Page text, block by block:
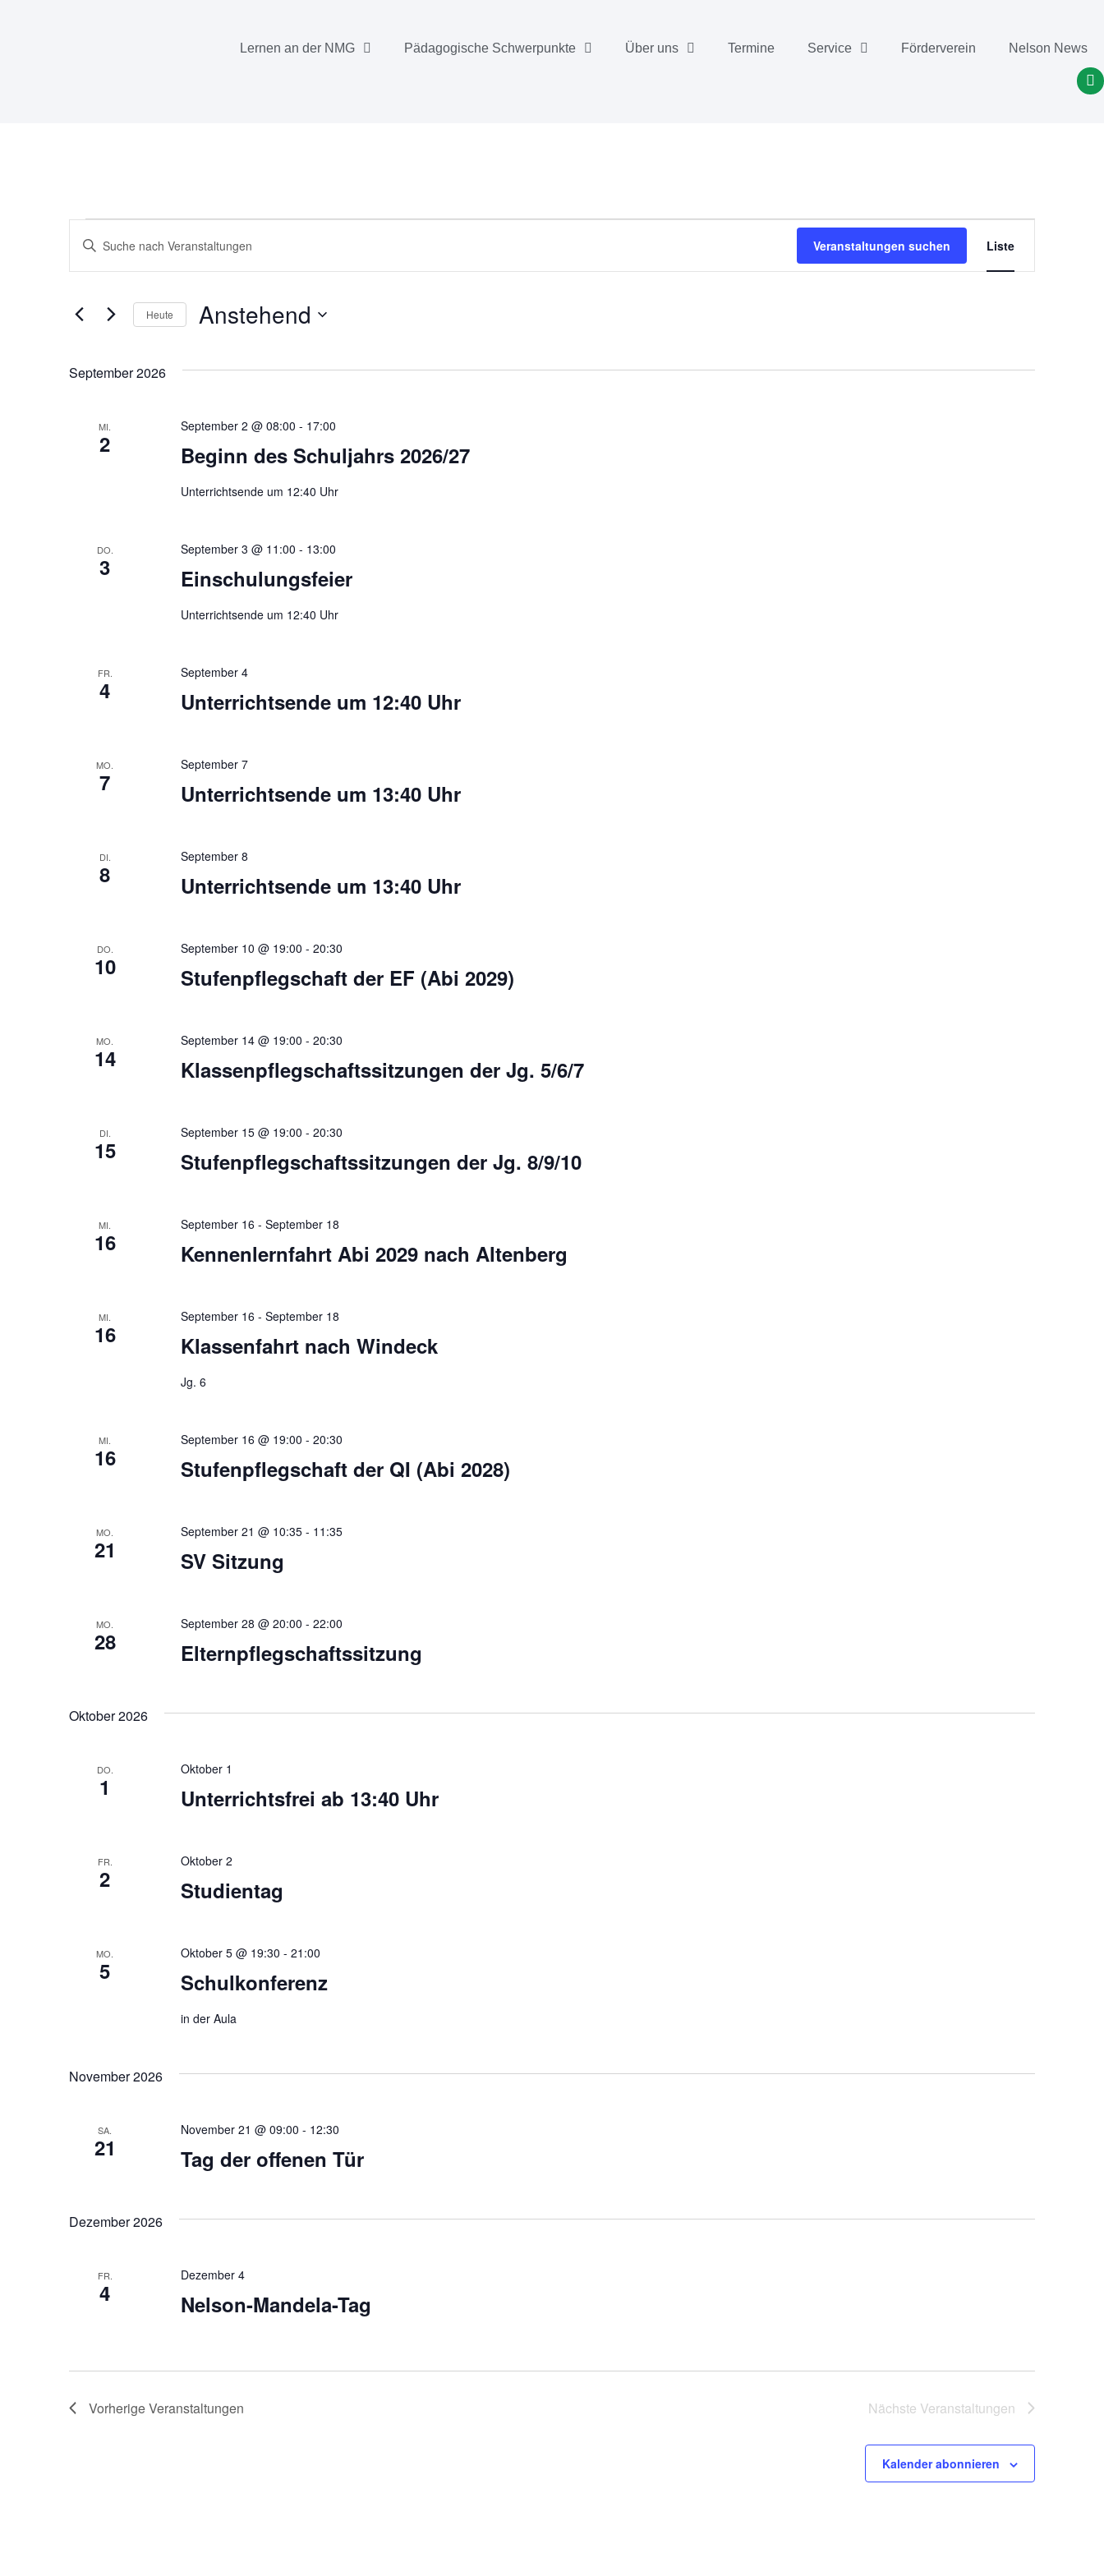
Lernen an der NMG Pädagogische Schwerpunkte Über uns Termine Service Förderverein Nelson News
Veranstaltungen
Suche
Ansichten,
Navigation
Bitte
nach
Veranstaltungen suchen Liste
Heute Anstehend
September 2026
MI.
2 Beginn des Schuljahrs 2026/27
September 2 @ 08:00 - 17:00
Unterrichtsende um 12:40 Uhr
DO.
3 Einschulungsfeier
September 3 @ 11:00 - 13:00
Unterrichtsende um 12:40 Uhr
FR.
4 Unterrichtsende um 12:40 Uhr
September 4
MO.
7 Unterrichtsende um 13:40 Uhr
September 7
DI.
8 Unterrichtsende um 13:40 Uhr
September 8
DO.
10 Stufenpflegschaft der EF (Abi 2029)
September 10 @ 19:00 - 20:30
MO.
14 Klassenpflegschaftssitzungen der Jg. 5/6/7
September 14 @ 19:00 - 20:30
DI.
15 Stufenpflegschaftssitzungen der Jg. 8/9/10
September 15 @ 19:00 - 20:30
MI.
16 Kennenlernfahrt Abi 2029 nach Altenberg
September 16 - September 18
MI.
16 Klassenfahrt nach Windeck
September 16 - September 18
Jg. 6
MI.
16 Stufenpflegschaft der QI (Abi 2028)
September 16 @ 19:00 - 20:30
MO.
21 SV Sitzung
September 21 @ 10:35- 11:35
MO.
28 Elternpflegschaftssitzung
September 28 @ 20:00 - 22:00
Oktober 2026
DO.
1 Unterrichtsfrei ab 13:40 Uhr
Oktober 1
FR.
2 Studientag
Oktober 2
MO.
5 Schulkonferenz
Oktober 5 @ 19:30 - 21:00
in der Aula
November 2026
SA.
21 Tag der offenen Tür
November 21 @ 09:00 - 12:30
Dezember 2026
FR.
4 Nelson-Mandela-Tag
Dezember 4
VorherigeVeranstaltungen Nächste Veranstaltungen
Kalender abonnieren